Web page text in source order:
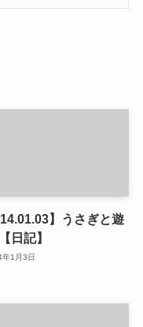
】うさぎと遊
日記】
1月3日